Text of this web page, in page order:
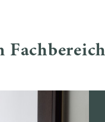
Fachbereich